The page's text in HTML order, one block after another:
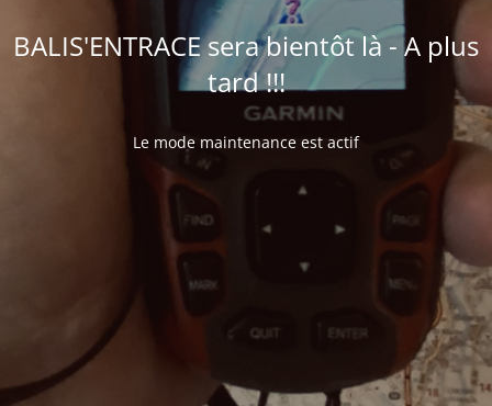
BALIS'ENTRACE sera bientôt là - A plus
tard !!!
Le mode maintenance est actif